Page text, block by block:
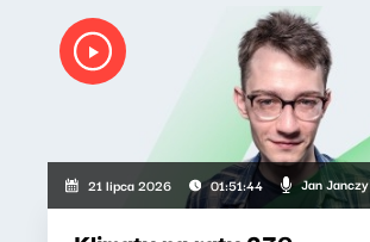
21 lipca 2026 01:51:44 Jan Janczy